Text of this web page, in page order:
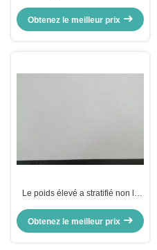
non toxique pour des robes
Obtenez le meilleur prix
Le poids élevé a stratifié non le
tension de sac mortuaire
Obtenez le meilleur prix